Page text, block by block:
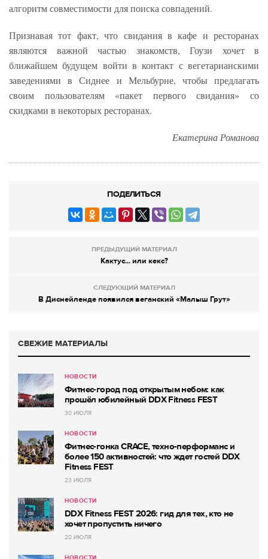
алгоритм совместимости для поиска совпадений.
Признавая тот факт, что свидания в кафе и ресторанах
являются важной частью знакомств, Гоузи хочет в
ближайшем будущем войти в контакт с вегетарианскими
заведениями в Сиднее и Мельбурне, чтобы предлагать
своим пользователям «пакет первого свидания» со
скидками в некоторых ресторанах.
Екатерина Романова
ПОДЕЛИТЬСЯ
ПРЕДЫДУЩИЙ МАТЕРИАЛ
Кактус... или кекс?
СЛЕДУЮЩИЙ МАТЕРИАЛ
В Диснейленде появился веганский «Малыш Грут»
СВЕЖИЕ МАТЕРИАЛЫ
НОВОСТИ
Фитнес-город под открытым небом: как
прошёл юбилейный DDX Fitness FEST
30 ИЮЛЯ
НОВОСТИ
Фитнес-гонка CRACE, техно-перформанс и
более 150 активностей: что ждет гостей DDX
Fitness FEST
23 ИЮЛЯ
НОВОСТИ
DDX Fitness FEST 2026: гид для тех, кто не
хочет пропустить ничего
20 ИЮЛЯ